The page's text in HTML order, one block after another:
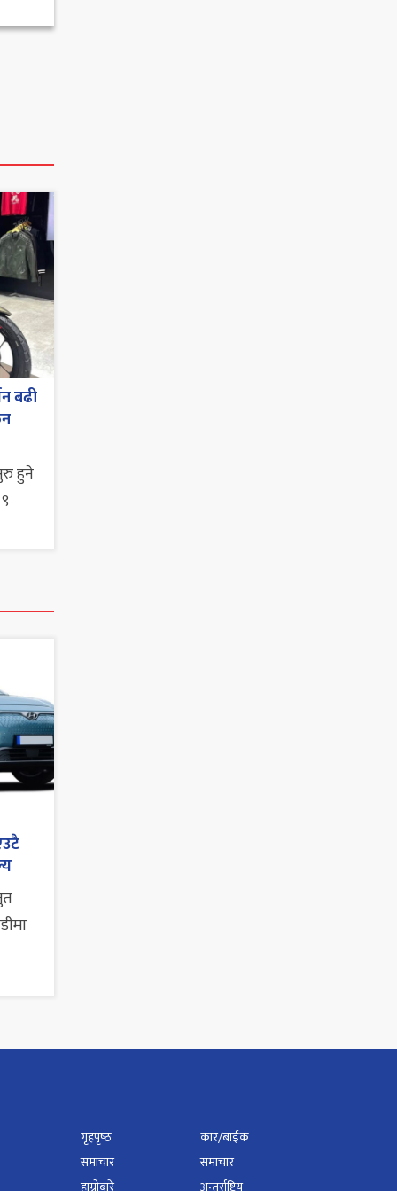
बढी
हुने
गृहपृष्‍ठ
समाचार
कार/बाईक
समाचार